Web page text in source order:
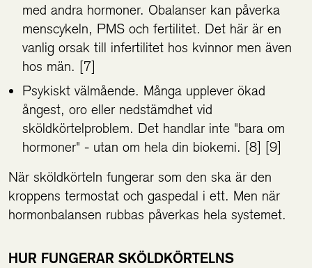
med andra hormoner. Obalanser kan påverka
menscykeln, PMS och fertilitet. Det här är en
vanlig orsak till infertilitet hos kvinnor men även
hos män. [7]
Psykiskt välmående. Många upplever ökad
ångest, oro eller nedstämdhet vid
sköldkörtelproblem. Det handlar inte "bara om
hormoner" - utan om hela din biokemi. [8] [9]
När sköldkörteln fungerar som den ska är den
kroppens termostat och gaspedal i ett. Men när
hormonbalansen rubbas påverkas hela systemet.
HUR FUNGERAR SKÖLDKÖRTELNS